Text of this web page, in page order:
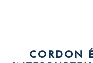
CORDON